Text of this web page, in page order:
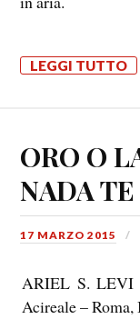
LEGGI TUTTO
ORO O
NADA
17 MARZO 2015
ARIEL S. LEVI
Acireale –